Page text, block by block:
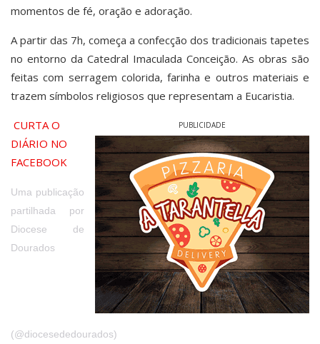
momentos de fé, oração e adoração.
A partir das 7h, começa a confecção dos tradicionais tapetes
no entorno da Catedral Imaculada Conceição. As obras são
feitas com serragem colorida, farinha e outros materiais e
trazem símbolos religiosos que representam a Eucaristia.
PUBLICIDADE
CURTA O
DIÁRIO NO
FACEBOOK
Uma publicação
partilhada por
Diocese de
Dourados
(@diocesededourados)